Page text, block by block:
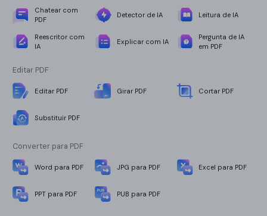
Chatear com
PDF
Detector de IA Leitura de IA
Reescritor com
IA
Explicar com IA
Pergunta de IA
em PDF
Editar PDF
Editar PDF Girar PDF Cortar PDF
Substituir PDF
Converter para PDF
Word para PDF JPG para PDF Excel para PDF
PPT para PDF PUB para PDF